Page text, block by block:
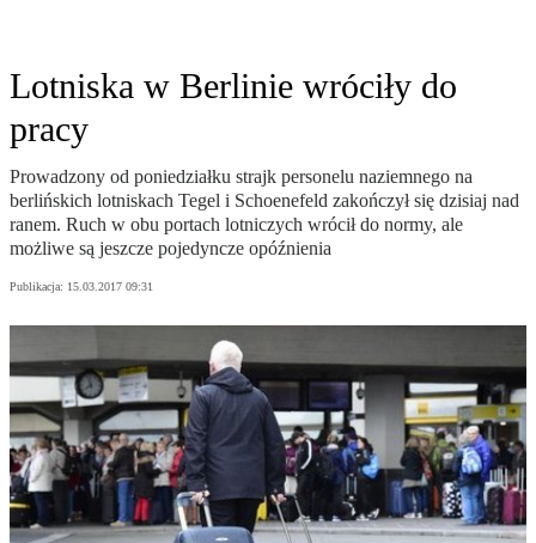
Lotniska w Berlinie wróciły do
pracy
Prowadzony od poniedziałku strajk personelu naziemnego na
berlińskich lotniskach Tegel i Schoenefeld zakończył się dzisiaj nad
ranem. Ruch w obu portach lotniczych wrócił do normy, ale
możliwe są jeszcze pojedyncze opóźnienia
Publikacja: 15.03.2017 09:31